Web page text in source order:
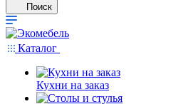
Поиск
Каталог
Кухни на заказ